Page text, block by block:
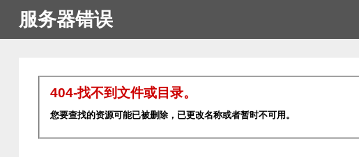
服务器错误
404-找不到文件或目录。
您要查找的资源可能已被删除，已更改名称或者暂时不可用。